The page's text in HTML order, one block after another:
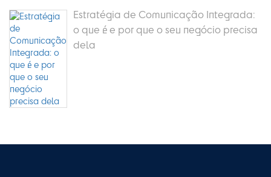
Estratégia de Comunicação Integrada:
o que é e por que o seu negócio precisa
dela